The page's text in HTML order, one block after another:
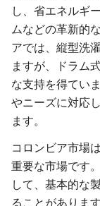
し、省エネルギ
ムなどの革新的
アでは、縦型洗
ますが、ドラム
な支持を得てい
やニーズに対応
ます。
コロンビア市場
重要な市場です
して、基本的な
ることがありま